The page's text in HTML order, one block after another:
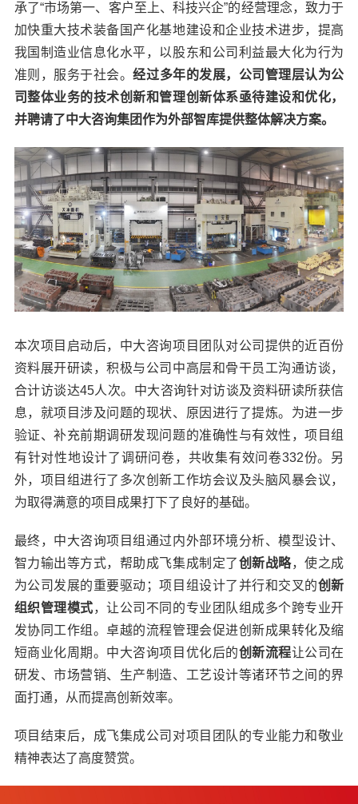
承了“市场第一、客户至上、科技兴企”的经营理念，致力于
加快重大技术装备国产化基地建设和企业技术进步，提高
我国制造业信息化水平，以股东和公司利益最大化为行为
准则，服务于社会。经过多年的发展，公司管理层认为公
司整体业务的技术创新和管理创新体系亟待建设和优化，
并聘请了中大咨询集团作为外部智库提供整体解决方案。
本次项目启动后，中大咨询项目团队对公司提供的近百份
资料展开研读，积极与公司中高层和骨干员工沟通访谈，
合计访谈达45人次。中大咨询针对访谈及资料研读所获信
息，就项目涉及问题的现状、原因进行了提炼。为进一步
验证、补充前期调研发现问题的准确性与有效性，项目组
有针对性地设计了调研问卷，共收集有效问卷332份。另
外，项目组进行了多次创新工作坊会议及头脑风暴会议，
为取得满意的项目成果打下了良好的基础。
最终，中大咨询项目组通过内外部环境分析、模型设计、
智力输出等方式，帮助成飞集成制定了创新战略，使之成
为公司发展的重要驱动；项目组设计了并行和交叉的创新
组织管理模式，让公司不同的专业团队组成多个跨专业开
发协同工作组。卓越的流程管理会促进创新成果转化及缩
短商业化周期。中大咨询项目优化后的创新流程让公司在
研发、市场营销、生产制造、工艺设计等诸环节之间的界
面打通，从而提高创新效率。
项目结束后，成飞集成公司对项目团队的专业能力和敬业
精神表达了高度赞赏。